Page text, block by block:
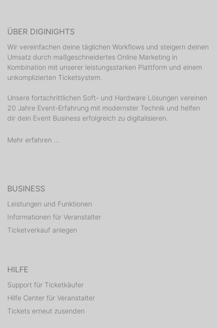
ÜBER DIGINIGHTS
Wir vereinfachen deine täglichen Workflows und steigern deinen
Umsatz durch maßgeschneidertes Online Marketing in
Kombination mit unserer leistungsstarken Plattform und einem
unkomplizierten Ticketsystem.
Unsere fortschrittlichen Soft- und Hardware Lösungen vereinen
20 Jahre Event-Erfahrung mit modernster Technik und helfen
dir dein Event Business erfolgreich zu digitalisieren.
Mehr erfahren ...
BUSINESS
Leistungen und Funktionen
Informationen für Veranstalter
Ticketverkauf anlegen
HILFE
Support für Ticketkäufer
Hilfe Center für Veranstalter
Tickets erneut zusenden